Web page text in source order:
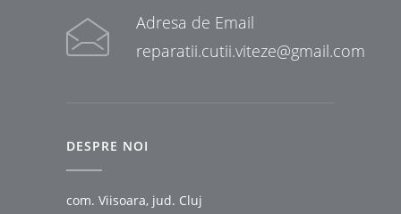
Adresa de Email
reparatii.cutii.viteze@gmail.com
DESPRE NOI
com. Viisoara, jud. Cluj